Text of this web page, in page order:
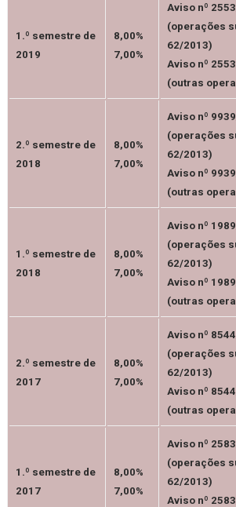
1.º semestre de
2019
8,00%
7,00%
Aviso nº
(operações
62/2013)
Aviso nº
(outras
2.º semestre de
2018
8,00%
7,00%
Aviso nº
(operações
62/2013)
Aviso nº
(outras
1.º semestre de
2018
8,00%
7,00%
Aviso nº
(operações
62/2013)
Aviso nº
(outras
2.º semestre de
2017
8,00%
7,00%
Aviso nº
(operações
62/2013)
Aviso nº
(outras
1.º semestre de
2017
8,00%
7,00%
Aviso nº
(operações
62/2013)
Aviso nº